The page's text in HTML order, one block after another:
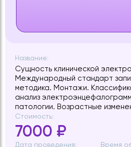
Название:
Сущность клинической
Международный стандарт
методика. Монтажи.
анализ
патологии. Возрастные
Стоимость:
7000 ₽
Дата проведения: Время